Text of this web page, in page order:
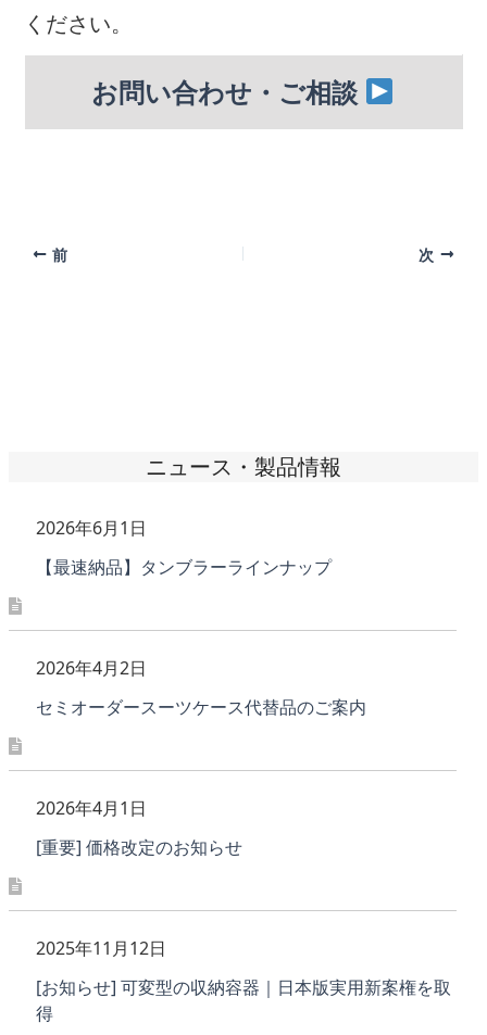
ニュース・製品情報
【最速納品】タンブラーラインナップ
2026年6月1日
セミオーダースーツケース代替品のご案内
2026年4月2日
[重要] 価格改定のお知らせ
2026年4月1日
[お知らせ] 可変型の収納容器｜日本版実用新案権を取
得
2025年11月12日
ください。
お問い合わせ・ご相談
前 次